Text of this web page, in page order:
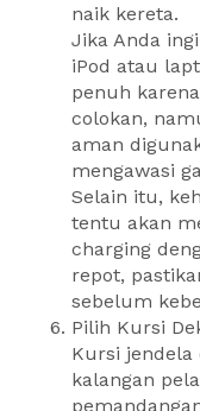
naik kereta.
Jika Anda
iPod atau
penuh
colokan,
aman
mengawasi
Selain itu,
tentu akan
charging
repot,
sebelum
Pilih Kursi
Kursi jendela
kalangan